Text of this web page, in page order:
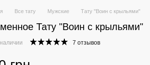
Все тату Мужские Тату "Воин с крыльями"
Тату "Воин с крыльями"
7 отзывов